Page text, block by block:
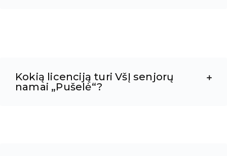
Kokią licenciją turi VšĮ senjorų
namai „Pušelė“?